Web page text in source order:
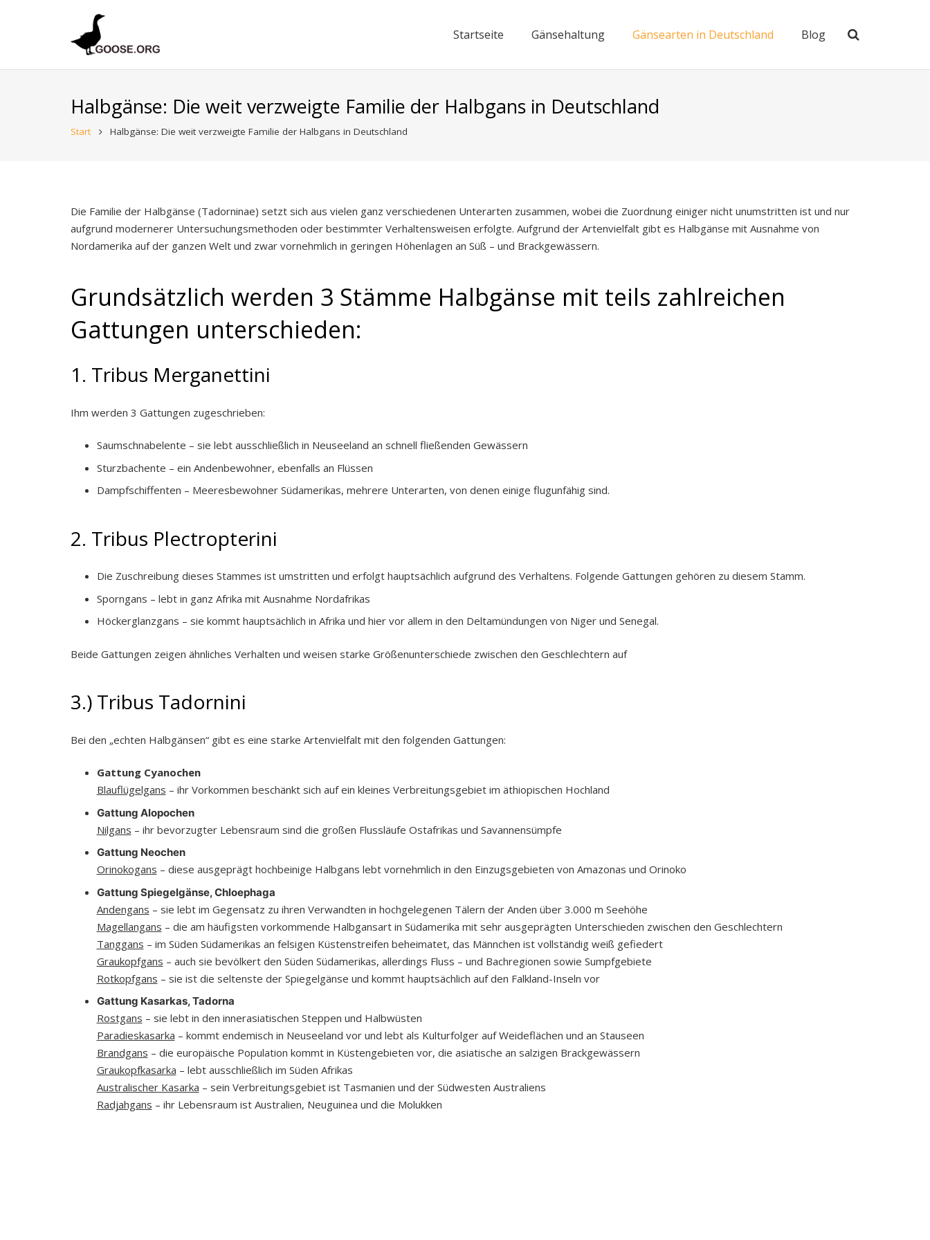
Startseite Gänsehaltung Gänsearten in Deutschland Blog
Halbgänse: Die weit verzweigte Familie der Halbgans in Deutschland
Start Halbgänse: Die weit verzweigte Familie der Halbgans in Deutschland
Die Familie der Halbgänse (Tadorninae) setzt sich aus vielen ganz verschiedenen Unterarten zusammen, wobei die Zuordnung einiger nicht unumstritten ist und nur
aufgrund modernerer Untersuchungsmethoden oder bestimmter Verhaltensweisen erfolgte. Aufgrund der Artenvielfalt gibt es Halbgänse mit Ausnahme von
Nordamerika auf der ganzen Welt und zwar vornehmlich in geringen Höhenlagen an Süß – und Brackgewässern.
Grundsätzlich werden 3 Stämme Halbgänse mit teils zahlreichen
Gattungen unterschieden:
1. Tribus Merganettini
Ihm werden 3 Gattungen zugeschrieben:
Saumschnabelente – sie lebt ausschließlich in Neuseeland an schnell fließenden Gewässern
Sturzbachente – ein Andenbewohner, ebenfalls an Flüssen
Dampfschiffenten – Meeresbewohner Südamerikas, mehrere Unterarten, von denen einige flugunfähig sind.
2. Tribus Plectropterini
Die Zuschreibung dieses Stammes ist umstritten und erfolgt hauptsächlich aufgrund des Verhaltens. Folgende Gattungen gehören zu diesem Stamm.
Sporngans – lebt in ganz Afrika mit Ausnahme Nordafrikas
Höckerglanzgans – sie kommt hauptsächlich in Afrika und hier vor allem in den Deltamündungen von Niger und Senegal.
Beide Gattungen zeigen ähnliches Verhalten und weisen starke Größenunterschiede zwischen den Geschlechtern auf
3.) Tribus Tadornini
Bei den „echten Halbgänsen“ gibt es eine starke Artenvielfalt mit den folgenden Gattungen:
Gattung Cyanochen
Blauflügelgans – ihr Vorkommen beschänkt sich auf ein kleines Verbreitungsgebiet im äthiopischen Hochland
Gattung Alopochen
Nilgans – ihr bevorzugter Lebensraum sind die großen Flussläufe Ostafrikas und Savannensümpfe
Gattung Neochen
Orinokogans – diese ausgeprägt hochbeinige Halbgans lebt vornehmlich in den Einzugsgebieten von Amazonas und Orinoko
Gattung Spiegelgänse, Chloephaga
Andengans – sie lebt im Gegensatz zu ihren Verwandten in hochgelegenen Tälern der Anden über 3.000 m Seehöhe
Magellangans – die am häufigsten vorkommende Halbgansart in Südamerika mit sehr ausgeprägten Unterschieden zwischen den Geschlechtern
Tanggans – im Süden Südamerikas an felsigen Küstenstreifen beheimatet, das Männchen ist vollständig weiß gefiedert
Graukopfgans – auch sie bevölkert den Süden Südamerikas, allerdings Fluss – und Bachregionen sowie Sumpfgebiete
Rotkopfgans – sie ist die seltenste der Spiegelgänse und kommt hauptsächlich auf den Falkland-Inseln vor
Gattung Kasarkas, Tadorna
Rostgans – sie lebt in den innerasiatischen Steppen und Halbwüsten
Paradieskasarka – kommt endemisch in Neuseeland vor und lebt als Kulturfolger auf Weideflächen und an Stauseen
Brandgans – die europäische Population kommt in Küstengebieten vor, die asiatische an salzigen Brackgewässern
Graukopfkasarka – lebt ausschließlich im Süden Afrikas
Australischer Kasarka – sein Verbreitungsgebiet ist Tasmanien und der Südwesten Australiens
Radjahgans – ihr Lebensraum ist Australien, Neuguinea und die Molukken